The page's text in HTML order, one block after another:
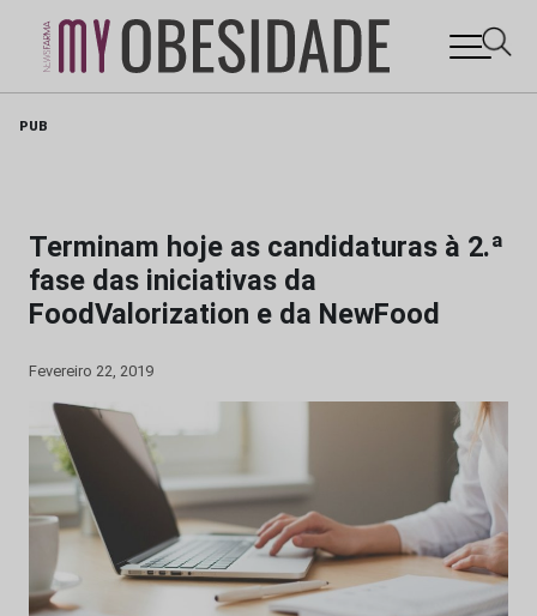
PUB
Terminam hoje as candidaturas à 2.ª
fase das iniciativas da
FoodValorization e da NewFood
Fevereiro 22, 2019